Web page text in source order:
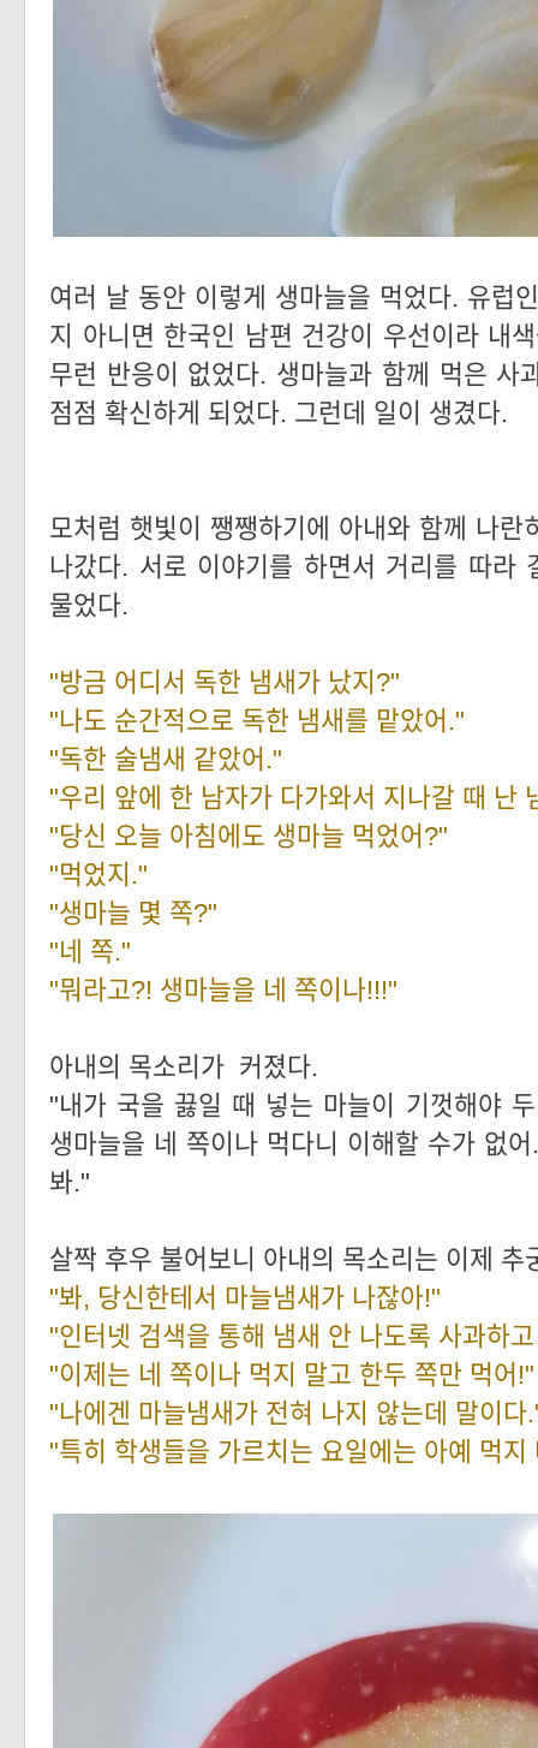
여러 날 동안 이렇게 생마늘을 먹었다. 유럽
지 아니면 한국인 남편 건강이 우선이라 내
무런 반응이 없었다. 생마늘과 함께 먹은 사
점점 확신하게 되었다. 그런데 일이 생겼다.
모처럼 햇빛이 쨍쨍하기에 아내와 함께 나란
나갔다. 서로 이야기를 하면서 거리를 따라
물었다.
"방금 어디서 독한 냄새가 났지?"
"나도 순간적으로 독한 냄새를 맡았어."
"독한 술냄새 같았어."
"우리 앞에 한 남자가 다가와서 지나갈 때 난
"당신 오늘 아침에도 생마늘 먹었어?"
"먹었지."
"생마늘 몇 쪽?"
"네 쪽."
"뭐라고?! 생마늘을 네 쪽이나!!!"
아내의 목소리가 커졌다.
"내가 국을 끓일 때 넣는 마늘이 기껏해야
생마늘을 네 쪽이나 먹다니 이해할 수가 없
봐."
살짝 후우 불어보니 아내의 목소리는 이제 추
"봐, 당신한테서 마늘냄새가 나잖아!"
"인터넷 검색을 통해 냄새 안 나도록 사과하
"이제는 네 쪽이나 먹지 말고 한두 쪽만 먹어!"
"나에겐 마늘냄새가 전혀 나지 않는데 말이다
"특히 학생들을 가르치는 요일에는 아예 먹지